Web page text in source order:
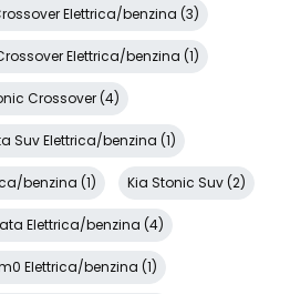
Elettrica/benzina (3)
Elettrica/benzina (1)
Crossover (4)
Suv Elettrica/benzina (1)
benzina (1) Kia Stonic Suv (2)
Elettrica/benzina (4)
Elettrica/benzina (1)